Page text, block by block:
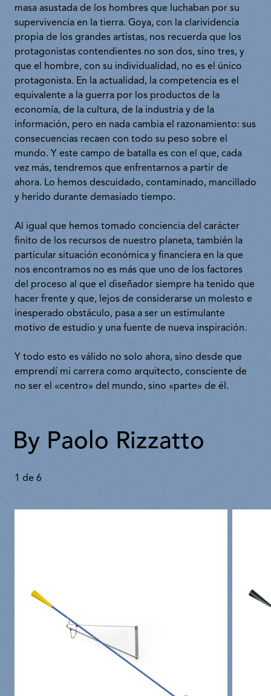
masa asustada de los hombres que luchaban por su
supervivencia en la tierra. Goya, con la clarividencia
propia de los grandes artistas, nos recuerda que los
protagonistas contendientes no son dos, sino tres, y
que el hombre, con su individualidad, no es el único
protagonista. En la actualidad, la competencia es el
equivalente a la guerra por los productos de la
economía, de la cultura, de la industria y de la
información, pero en nada cambia el razonamiento: sus
consecuencias recaen con todo su peso sobre el
mundo. Y este campo de batalla es con el que, cada
vez más, tendremos que enfrentarnos a partir de
ahora. Lo hemos descuidado, contaminado, mancillado
y herido durante demasiado tiempo.
Al igual que hemos tomado conciencia del carácter
finito de los recursos de nuestro planeta, también la
particular situación económica y financiera en la que
nos encontramos no es más que uno de los factores
del proceso al que el diseñador siempre ha tenido que
hacer frente y que, lejos de considerarse un molesto e
inesperado obstáculo, pasa a ser un estimulante
motivo de estudio y una fuente de nueva inspiración.
Y todo esto es válido no solo ahora, sino desde que
emprendí mi carrera como arquitecto, consciente de
no ser el «centro» del mundo, sino «parte» de él.
By Paolo Rizzatto
1 de 6